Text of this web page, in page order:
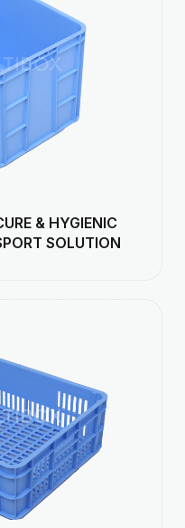
& HYGIENIC
SOLUTION